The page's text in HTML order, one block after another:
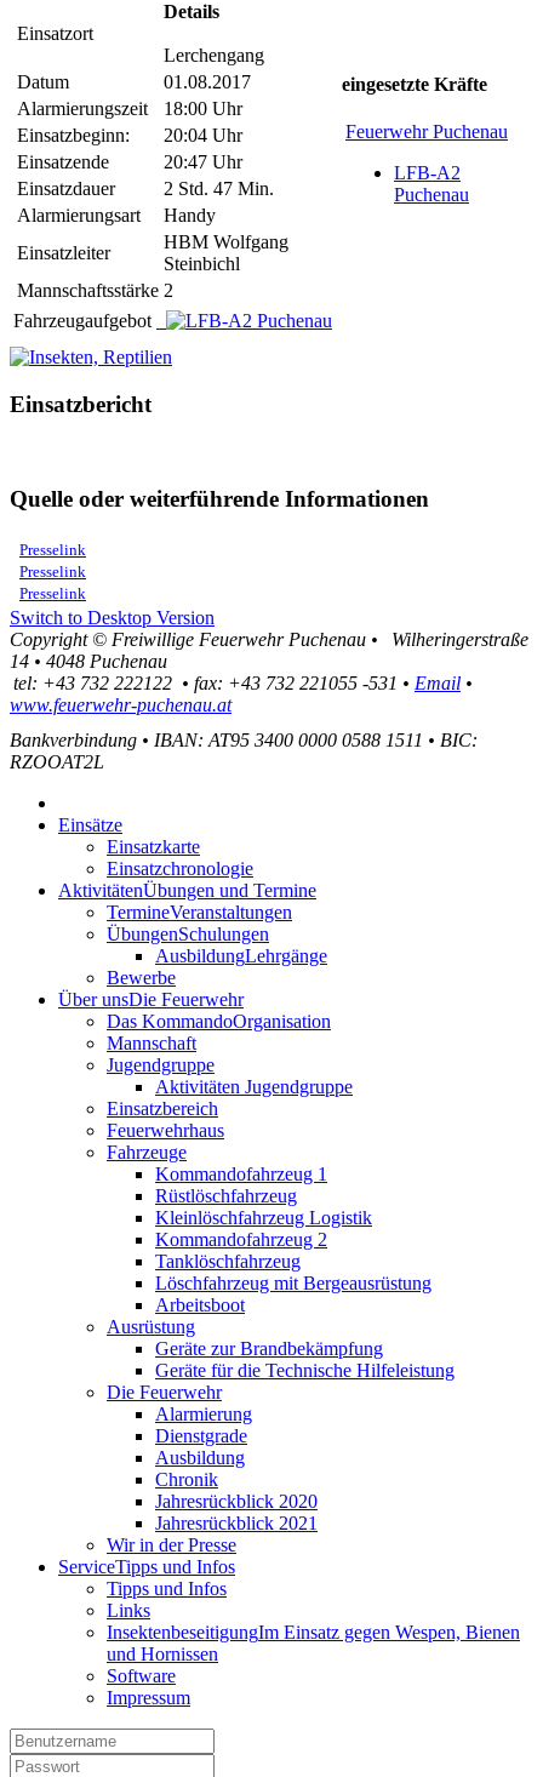
Einsatzort
Details
Lerchengang
Datum
01.08.2017
Alarmierungszeit
18:00 Uhr
Einsatzbeginn:
20:04 Uhr
Einsatzende
20:47 Uhr
Einsatzdauer
2 Std. 47 Min.
Alarmierungsart
Handy
Einsatzleiter
HBM Wolfgang
Steinbichl
Mannschaftsstärke 2
eingesetzte Kräfte
Feuerwehr Puchenau
LFB-A2
Puchenau
Fahrzeugaufgebot
Einsatzbericht
Quelle oder weiterführende Informationen
Presselink
Presselink
Presselink
Switch to Desktop Version
Copyright © Freiwillige Feuerwehr Puchenau •
Wilheringerstraße
14 • 4048 Puchenau
tel: +43 732 222122 • fax: +43 732 221055 -531 • Email •
www.feuerwehr-puchenau.at
Bankverbindung • IBAN: AT95 3400 0000 0588 1511 • BIC:
RZOOAT2L
Einsätze
Einsatzkarte
Einsatzchronologie
AktivitätenÜbungen und Termine
TermineVeranstaltungen
ÜbungenSchulungen
AusbildungLehrgänge
Bewerbe
Über unsDie Feuerwehr
Das KommandoOrganisation
Mannschaft
Jugendgruppe
Aktivitäten Jugendgruppe
Einsatzbereich
Feuerwehrhaus
Fahrzeuge
Kommandofahrzeug 1
Rüstlöschfahrzeug
Kleinlöschfahrzeug Logistik
Kommandofahrzeug 2
Tanklöschfahrzeug
Löschfahrzeug mit Bergeausrüstung
Arbeitsboot
Ausrüstung
Geräte zur Brandbekämpfung
Geräte für die Technische Hilfeleistung
Die Feuerwehr
Alarmierung
Dienstgrade
Ausbildung
Chronik
Jahresrückblick 2020
Jahresrückblick 2021
Wir in der Presse
ServiceTipps und Infos
Tipps und Infos
Links
InsektenbeseitigungIm Einsatz gegen Wespen, Bienen
und Hornissen
Software
Impressum